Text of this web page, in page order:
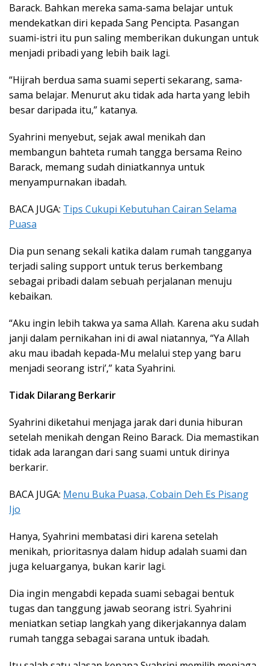
Barack. Bahkan mereka sama-sama belajar untuk
mendekatkan diri kepada Sang Pencipta. Pasangan
suami-istri itu pun saling memberikan dukungan untuk
menjadi pribadi yang lebih baik lagi.
“Hijrah berdua sama suami seperti sekarang, sama-
sama belajar. Menurut aku tidak ada harta yang lebih
besar daripada itu,” katanya.
Syahrini menyebut, sejak awal menikah dan
membangun bahteta rumah tangga bersama Reino
Barack, memang sudah diniatkannya untuk
menyampurnakan ibadah.
BACA JUGA: Tips Cukupi Kebutuhan Cairan Selama
Puasa
Dia pun senang sekali katika dalam rumah tangganya
terjadi saling support untuk terus berkembang
sebagai pribadi dalam sebuah perjalanan menuju
kebaikan.
“Aku ingin lebih takwa ya sama Allah. Karena aku sudah
janji dalam pernikahan ini di awal niatannya, “Ya Allah
aku mau ibadah kepada-Mu melalui step yang baru
menjadi seorang istri’,” kata Syahrini.
Tidak Dilarang Berkarir
Syahrini diketahui menjaga jarak dari dunia hiburan
setelah menikah dengan Reino Barack. Dia memastikan
tidak ada larangan dari sang suami untuk dirinya
berkarir.
BACA JUGA: Menu Buka Puasa, Cobain Deh Es Pisang
Ijo
Hanya, Syahrini membatasi diri karena setelah
menikah, prioritasnya dalam hidup adalah suami dan
juga keluarganya, bukan karir lagi.
Dia ingin mengabdi kepada suami sebagai bentuk
tugas dan tanggung jawab seorang istri. Syahrini
meniatkan setiap langkah yang dikerjakannya dalam
rumah tangga sebagai sarana untuk ibadah.